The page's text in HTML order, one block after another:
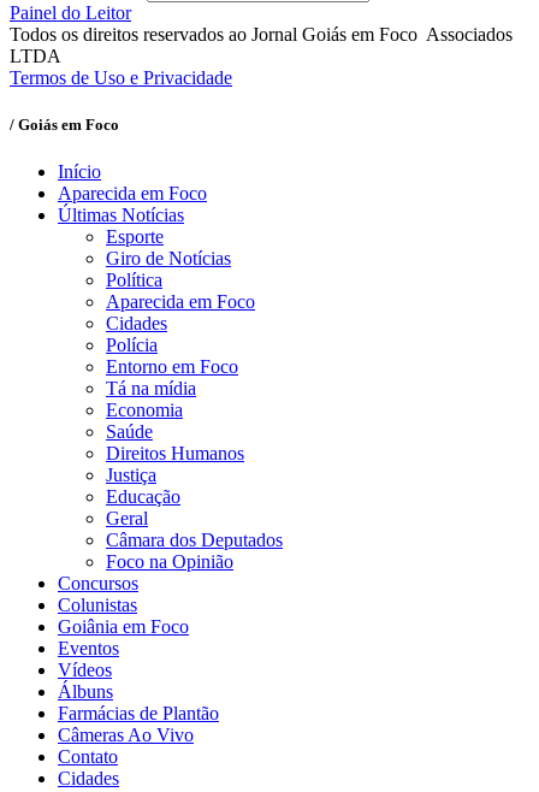
Painel do Leitor
Todos os direitos reservados ao Jornal Goiás em Foco Associados
LTDA
Termos de Uso e Privacidade
/ Goiás em Foco
Início
Aparecida em Foco
Últimas Notícias
Esporte
Giro de Notícias
Política
Aparecida em Foco
Cidades
Polícia
Entorno em Foco
Tá na mídia
Economia
Saúde
Direitos Humanos
Justiça
Educação
Geral
Câmara dos Deputados
Foco na Opinião
Concursos
Colunistas
Goiânia em Foco
Eventos
Vídeos
Álbuns
Farmácias de Plantão
Câmeras Ao Vivo
Contato
Cidades